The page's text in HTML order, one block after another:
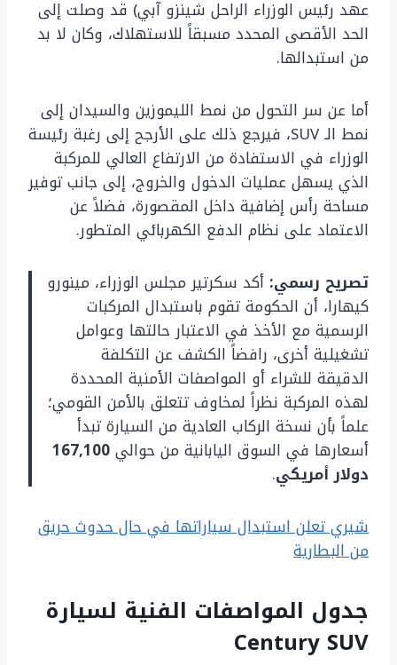
عهد رئيس الوزراء الراحل شينزو آبي) قد وصلت إلى
الحد الأقصى المحدد مسبقاً للاستهلاك، وكان لا بد
من استبدالها.
أما عن سر التحول من نمط الليموزين والسيدان إلى
نمط الـ SUV، فيرجع ذلك على الأرجح إلى رغبة رئيسة
الوزراء في الاستفادة من الارتفاع العالي للمركبة
الذي يسهل عمليات الدخول والخروج، إلى جانب توفير
مساحة رأس إضافية داخل المقصورة، فضلاً عن
الاعتماد على نظام الدفع الكهربائي المتطور.
تصريح رسمي: أكد سكرتير مجلس الوزراء، مينورو
كيهارا، أن الحكومة تقوم باستبدال المركبات
الرسمية مع الأخذ في الاعتبار حالتها وعوامل
تشغيلية أخرى، رافضاً الكشف عن التكلفة
الدقيقة للشراء أو المواصفات الأمنية المحددة
لهذه المركبة نظراً لمخاوف تتعلق بالأمن القومي؛
علماً بأن نسخة الركاب العادية من السيارة تبدأ
أسعارها في السوق اليابانية من حوالي167,100
دولار أمريكي.
شيري تعلن استبدال سياراتها في حال حدوث حريق
من البطارية
جدول المواصفات الفنية لسيارة
Century SUV